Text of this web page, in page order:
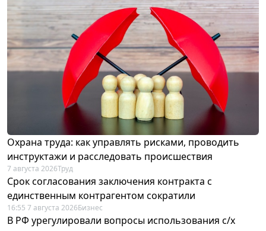
Охрана труда: как управлять рисками, проводить
инструктажи и расследовать происшествия
7 августа 2026Труд
Срок согласования заключения контракта с
единственным контрагентом сократили
16:55 7 августа 2026Бизнес
В РФ урегулировали вопросы использования с/х